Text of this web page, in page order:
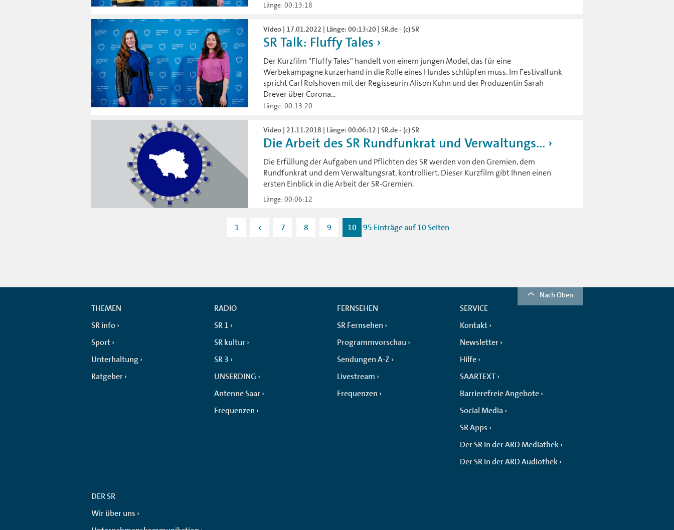
Länge: 00:13:18
Video | 17.01.2022 | Länge: 00:13:20 | SR.de - (c) SR
SR Talk: Fluffy Tales
Der Kurzfilm "Fluffy Tales" handelt von einem jungen Model, das für eine
Werbekampagne kurzerhand in die Rolle eines Hundes schlüpfen muss. Im Festivalfunk
spricht Carl Rolshoven mit der Regisseurin Alison Kuhn und der Produzentin Sarah
Dreyer über Corona...
Länge: 00:13:20
Video | 21.11.2018 | Länge: 00:06:12 | SR.de - (c) SR
Die Arbeit des SR Rundfunkrat und Verwaltungs...
Die Erfüllung der Aufgaben und Pflichten des SR werden von den Gremien, dem
Rundfunkrat und dem Verwaltungsrat, kontrolliert. Dieser Kurzfilm gibt Ihnen einen
ersten Einblick in die Arbeit der SR-Gremien.
Länge: 00:06:12
1 < 7 8 9 10 95 Einträge auf 10 Seiten
Nach Oben
THEMEN
SR info
Sport
Unterhaltung
Ratgeber
RADIO
SR 1
SR kultur
SR 3
UNSERDING
Antenne Saar
Frequenzen
FERNSEHEN
SR Fernsehen
Programmvorschau
Sendungen A-Z
Livestream
Frequenzen
SERVICE
Kontakt
Newsletter
Hilfe
SAARTEXT
Barrierefreie Angebote
Social Media
SR Apps
Der SR in der ARD Mediathek
Der SR in der ARD Audiothek
DER SR
Wir über uns